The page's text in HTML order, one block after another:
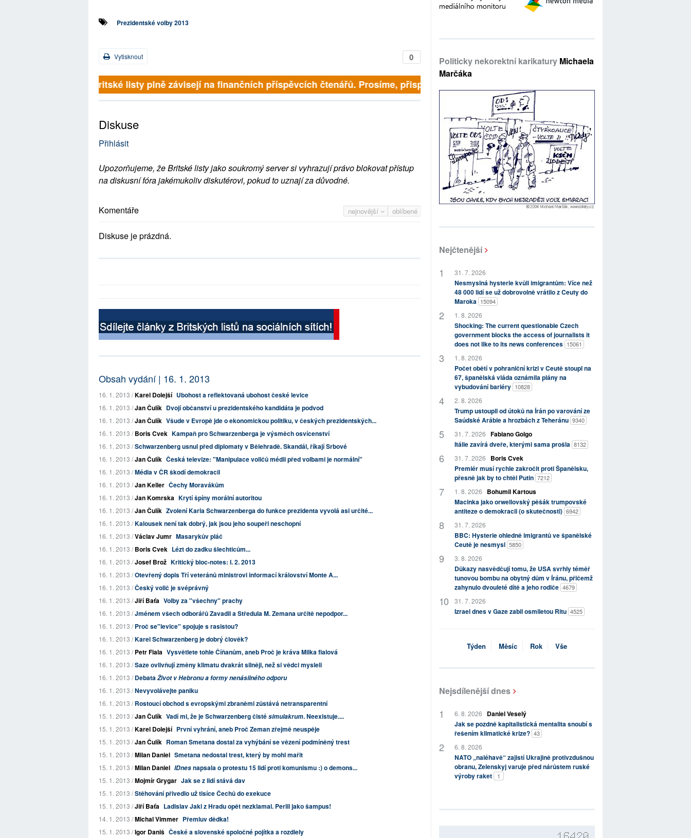
Prezidentské volby 2013
0
Vytisknout
Britské listy plně závisejí na finančních příspěvcích čtenářů. Prosíme, přispějte. ➥
Diskuse
Přihlásit
Upozorňujeme, že Britské listy jako soukromý server si vyhrazují právo blokovat přístup
na diskusní fóra jakémukoliv diskutérovi, pokud to uznají za důvodné.
nejnovější oblíbené
Komentáře
Diskuse je prázdná.
Obsah vydání | 16. 1. 2013
16. 1. 2013 /Karel Dolejší Ubohost a reflektovaná ubohost české levice
16. 1. 2013 /Jan Čulík Dvojí občanství u prezidentského kandidáta je podvod
16. 1. 2013 /Jan Čulík Všude v Evropě jde o ekonomickou politiku, v českých prezidentských...
16. 1. 2013 /Boris Cvek Kampaň pro Schwarzenberga je výsměch osvícenství
16. 1. 2013 /Schwarzenberg usnul před diplomaty v Bělehradě. Skandál, říkají Srbové
16. 1. 2013 /Jan Čulík Česká televize: "Manipulace voličů médii před volbami je normální"
16. 1. 2013 /Média v ČR škodí demokracii
16. 1. 2013 /Jan Keller Čechy Moravákům
16. 1. 2013 /Jan Komrska Krytí špíny morální autoritou
16. 1. 2013 /Jan Čulík Zvolení Karla Schwarzenberga do funkce prezidenta vyvolá asi určité...
16. 1. 2013 /Kalousek není tak dobrý, jak jsou jeho soupeři neschopní
16. 1. 2013 /Václav Jumr Masarykův pláč
16. 1. 2013 /Boris Cvek Lézt do zadku šlechticům...
16. 1. 2013 /Josef Brož Kritický bloc-notes: I. 2. 2013
16. 1. 2013 /Otevřený dopis Tří veteránů ministrovi informací království Monte A...
16. 1. 2013 /Český volič je svéprávný
16. 1. 2013 /Jiří Baťa Volby za "všechny" prachy
16. 1. 2013 /Jménem všech odborářů Zavadil a Středula M. Zemana určitě nepodpor...
16. 1. 2013 /Proč se"levice" spojuje s rasistou?
16. 1. 2013 /Karel Schwarzenberg je dobrý člověk?
16. 1. 2013 /Petr Fiala Vysvětlete tohle Číňanům, aneb Proč je kráva Milka fialová
16. 1. 2013 /Saze ovlivňují změny klimatu dvakrát silněji, než si vědci mysleli
16. 1. 2013 /DebataŽivot v Hebronu a formy nenásilného odporu
16. 1. 2013 /Nevyvolávejte paniku
16. 1. 2013 /Rostoucí obchod s evropskými zbraněmi zůstává netransparentní
15. 1. 2013 /Jan Čulík Vadí mi, že je Schwarzenberg čistésimulakrum. Neexistuje....
15. 1. 2013 /Karel Dolejší První vyhrání, aneb Proč Zeman zřejmě neuspěje
15. 1. 2013 /Jan Čulík Roman Smetana dostal za vyhýbání se vězení podmíněný trest
15. 1. 2013 /Milan Daniel Smetana nedostal trest, který by mohl mařit
15. 1. 2013 /Milan Daniel IDnesnapsala o protestu 15 lidí proti komunismu :) o demons...
15. 1. 2013 /Mojmír Grygar Jak se z lidí stává dav
15. 1. 2013 /Stěhování přivedlo už tisíce Čechů do exekuce
15. 1. 2013 /Jiří Baťa Ladislav Jakl z Hradu opět nezklamal. Perlil jako šampus!
14. 1. 2013 /Michal Vimmer Přemluv dědka!
15. 1. 2013 /Igor Daniš České a slovenské spoločné pojítka a rozdiely
Politicky nekorektní karikatury Michaela
Marčáka
Nejčtenější
31. 7. 2026
Nesmyslná hysterie kvůli imigrantům: Více než
48 000 lidí se už dobrovolně vrátilo z Ceuty do
Maroka 15094
1. 8. 2026
Shocking: The current questionable Czech
government blocks the access of journalists it
does not like to its news conferences 15061
1. 8. 2026
Počet obětí v pohraniční krizi v Ceutě stoupl na
67, španělská vláda oznámila plány na
vybudování bariéry 10828
2. 8. 2026
Trump ustoupil od útoků na Írán po varování ze
Saúdské Arábie a hrozbách z Teheránu 9340
31. 7. 2026 Fabiano Golgo
Itálie zavírá dveře, kterými sama prošla 8132
31. 7. 2026
Boris Cvek
Premiér musí rychle zakročit proti Španělsku,
přesně jak by to chtěl Putin 7212
1. 8. 2026
Bohumil Kartous
Macinka jako orwellovský pěšák trumpovské
antiteze o demokracii (o skutečnosti) 6942
31. 7. 2026
BBC: Hysterie ohledně imigrantů ve španělské
Ceutě je nesmysl 5850
3. 8. 2026
Důkazy nasvědčují tomu, že USA svrhly téměř
tunovou bombu na obytný dům v Íránu, přičemž
zahynulo dvouleté dítě a jeho rodiče 4679
31. 7. 2026
Izrael dnes v Gaze zabil osmiletou Ritu 4525
Týden Měsíc Rok Vše
Nejsdílenější dnes
6. 8. 2026
Daniel Veselý
Jak se pozdně kapitalistická mentalita snoubí s
řešením klimatické krize? 43
6. 8. 2026
NATO „naléhavě“ zajistí Ukrajině protivzdušnou
obranu, Zelenskyj varuje před nárůstem ruské
výroby raket
1